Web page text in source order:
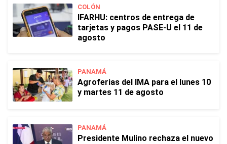
COLÓN
IFARHU: centros de entrega de
tarjetas y pagos PASE-U el 11 de
agosto
PANAMÁ
Agroferias del IMA para el lunes 10
y martes 11 de agosto
PANAMÁ
Presidente Mulino rechaza el nuevo